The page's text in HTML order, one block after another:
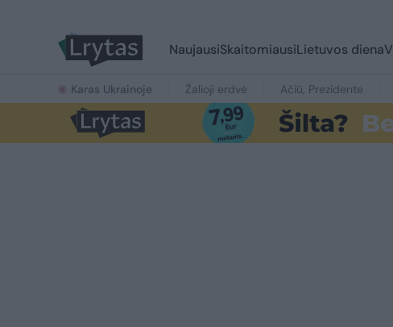
NaujausiSkaitomiausiLietuvos diena
Karas Ukrainoje Žalioji erdvė Ačiū, Prezidente